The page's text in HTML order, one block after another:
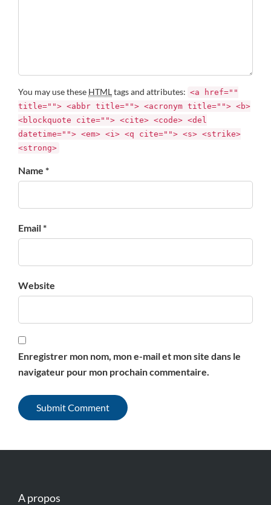
You may use these HTMLtags and attributes: <a href=""
title=""> <abbr title=""> <acronym title=""> <b>
<blockquote cite=""> <cite> <code> <del
datetime=""> <em> <i> <q cite=""> <s> <strike>
<strong>
Name *
Email *
Website
Enregistrer mon nom, mon e-mail et mon site dans le
navigateur pour mon prochain commentaire.
A propos